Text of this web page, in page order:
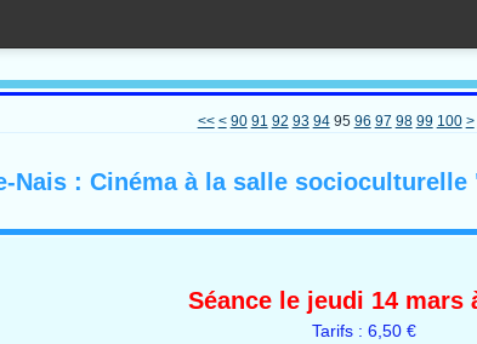
<< < 10
20
30
40
50
60
70
80
90 91 92 93 94 95 96 97 98 99 100 >
Nais : Cinéma à la salle
Séance le jeudi 14 mars
Tarifs : 6,50 €